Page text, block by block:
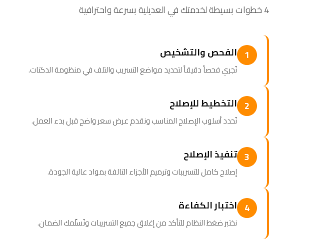
4 خطوات بسيطة لخدمتك في العديلية بسرعة واحترافية
1 الفحص والتشخيص
نُجري فحصاً دقيقاً لتحديد مواضع التسريب والتلف في منظومة الدكتات.
2 التخطيط للإصلاح
نُحدد أسلوب الإصلاح المناسب ونقدم عرض سعر واضح قبل بدء العمل.
3 تنفيذ الإصلاح
إصلاح كامل للتسريبات وترميم الأجزاء التالفة بمواد عالية الجودة.
4 اختبار الكفاءة
نختبر ضغط النظام للتأكد من إغلاق جميع التسريبات ونُسلّمك الضمان.